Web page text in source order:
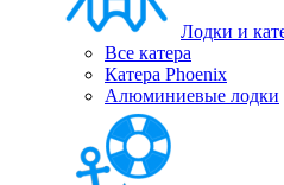
Лодки и
Все катера
Катера Phoenix
Алюминиевые лодки